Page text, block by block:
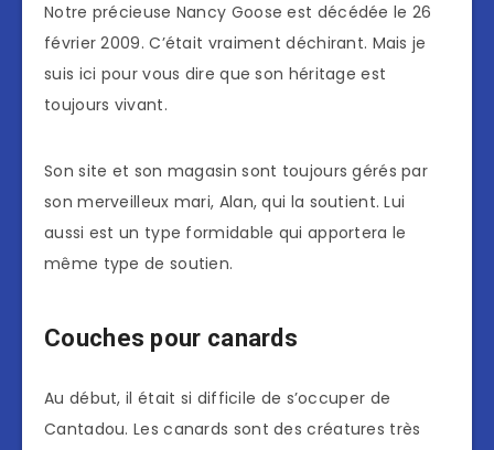
Notre précieuse Nancy Goose est décédée le 26
février 2009. C’était vraiment déchirant. Mais je
suis ici pour vous dire que son héritage est
toujours vivant.
Son site et son magasin sont toujours gérés par
son merveilleux mari, Alan, qui la soutient. Lui
aussi est un type formidable qui apportera le
même type de soutien.
Couches pour canards
Au début, il était si difficile de s’occuper de
Cantadou. Les canards sont des créatures très